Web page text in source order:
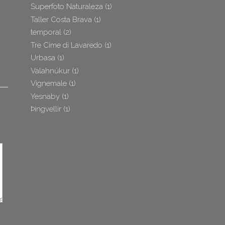
Superfoto Naturaleza (1)
Taller Costa Brava (1)
temporal (2)
Tre Cime di Lavaredo (1)
Urbasa (1)
Valahnúkur (1)
Vignemale (1)
Yesnaby (1)
Þingvellir (1)